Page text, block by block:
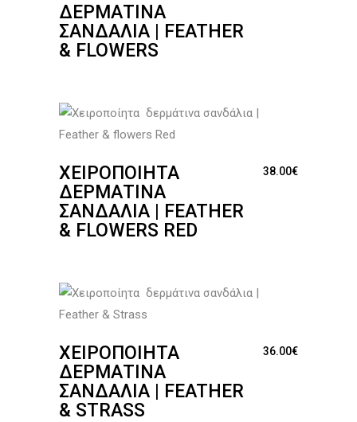
ΔΕΡΜΆΤΙΝΑ
ΣΑΝΔΆΛΙΑ | FEATHER
& FLOWERS
ΧΕΙΡΟΠΟΊΗΤΑ
ΔΕΡΜΆΤΙΝΑ
ΣΑΝΔΆΛΙΑ | FEATHER
& FLOWERS RED
38.00€
ΧΕΙΡΟΠΟΊΗΤΑ
ΔΕΡΜΆΤΙΝΑ
ΣΑΝΔΆΛΙΑ | FEATHER
& STRASS
36.00€